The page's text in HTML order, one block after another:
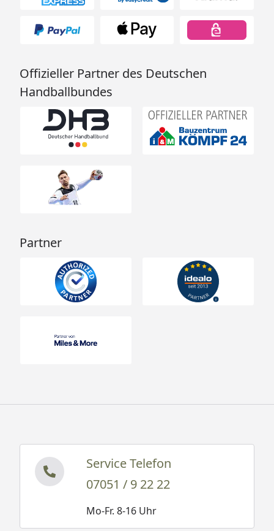
Offizieller Partner des Deutschen
Handballbundes
Partner
Service Telefon
07051 / 9 22 22
Mo-Fr. 8-16 Uhr